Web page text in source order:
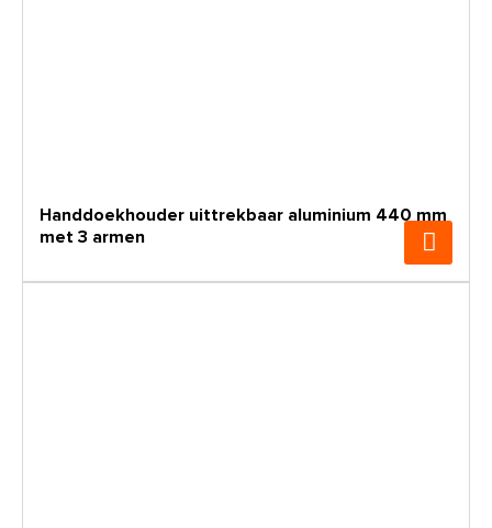
Handdoekhouder uittrekbaar aluminium 440 mm
met 3 armen